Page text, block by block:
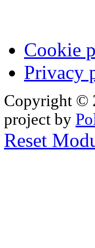
Cookie
Privacy
Copyright ©
project by
Reset